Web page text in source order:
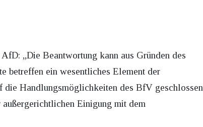
„Die Beantwortung kann aus Gründen des
betreffen ein wesentliches Element der
Handlungsmöglichkeiten des BfV geschlossen
Einigung mit dem